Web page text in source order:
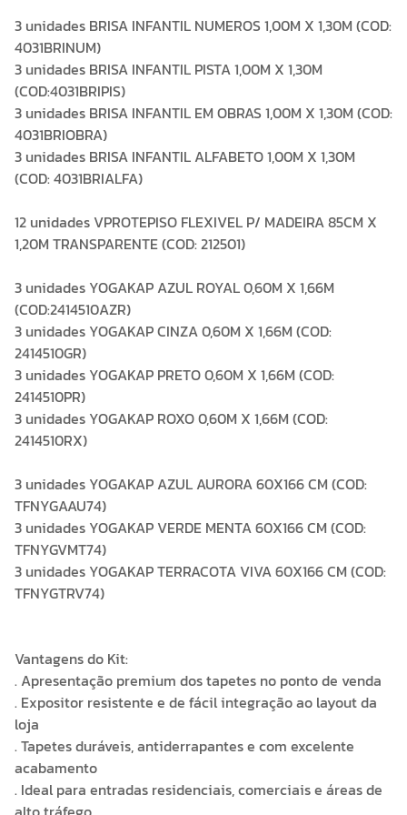
3 unidades BRISA INFANTIL NUMEROS 1,00M X 1,30M (COD:
4031BRINUM)
3 unidades BRISA INFANTIL PISTA 1,00M X 1,30M
(COD:4031BRIPIS)
3 unidades BRISA INFANTIL EM OBRAS 1,00M X 1,30M (COD:
4031BRIOBRA)
3 unidades BRISA INFANTIL ALFABETO 1,00M X 1,30M
(COD: 4031BRIALFA)
12 unidades VPROTEPISO FLEXIVEL P/ MADEIRA 85CM X
1,20M TRANSPARENTE (COD: 212501)
3 unidades YOGAKAP AZUL ROYAL 0,60M X 1,66M
(COD:2414510AZR)
3 unidades YOGAKAP CINZA 0,60M X 1,66M (COD:
2414510GR)
3 unidades YOGAKAP PRETO 0,60M X 1,66M (COD:
2414510PR)
3 unidades YOGAKAP ROXO 0,60M X 1,66M (COD:
2414510RX)
3 unidades YOGAKAP AZUL AURORA 60X166 CM (COD:
TFNYGAAU74)
3 unidades YOGAKAP VERDE MENTA 60X166 CM (COD:
TFNYGVMT74)
3 unidades YOGAKAP TERRACOTA VIVA 60X166 CM (COD:
TFNYGTRV74)
Vantagens do Kit:
. Apresentação premium dos tapetes no ponto de venda
. Expositor resistente e de fácil integração ao layout da
loja
. Tapetes duráveis, antiderrapantes e com excelente
acabamento
. Ideal para entradas residenciais, comerciais e áreas de